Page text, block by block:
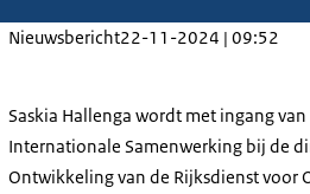
Nieuwsbericht22-11-2024 | 09:52
Saskia Hallenga wordt met ingang
Internationale Samenwerking bij de
Ontwikkeling van de Rijksdienst voor